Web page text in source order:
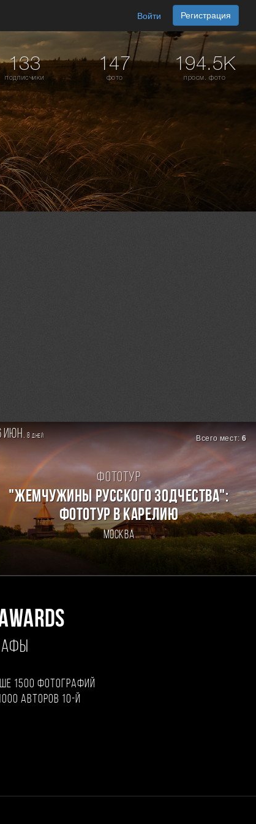
Войти Регистрация
133
подписчики
147
фото
194.5K
просм. фото
июн. 8дней Всего мест:6
Фототур
"ЖЕМЧУЖИНЫ РУССКОГО ЗОДЧЕСТВА":
ФОТОТУР В КАРЕЛИЮ
Москва
1500 фотографий
авторов 10-й